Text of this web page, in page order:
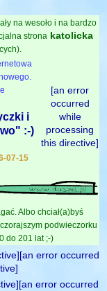
na wesoło i na bardzo
strona katolicka
i
:-)
07-15
[an error
occurred
while
processing
this directive]
Albo chciał(a)byś
podwieczorku
do 201 lat ;-)
error occurred
error occurred